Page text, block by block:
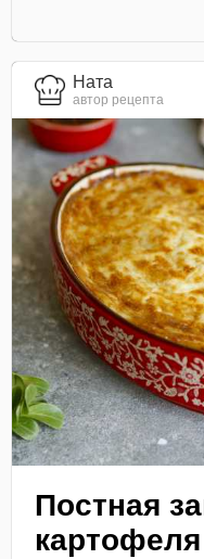
Ната
автор рецепта
Постная
картофеля